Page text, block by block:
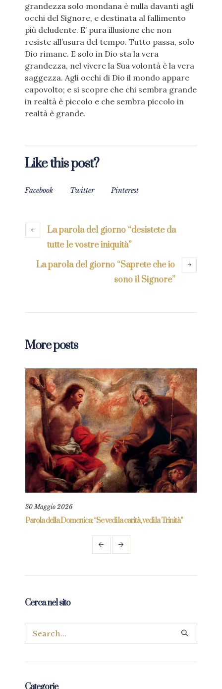
grandezza solo mondana è nulla davanti agli
occhi del Signore, e destinata al fallimento
più deludente. E’ pura illusione che non
resiste all’usura del tempo. Tutto passa, solo
Dio rimane. E solo in Dio sta la vera
grandezza, nel vivere la Sua volontà è la vera
saggezza. Agli occhi di Dio il mondo appare
capovolto; e si scopre che chi sembra grande
in realtà è piccolo e che sembra piccolo in
realtà è grande.
Like this post?
Facebook Twitter Pinterest
La parola del giorno “desistete da
tutte le vostre iniquità”
La parola del giorno “Saprete che io
sono il Signore”
More posts
30 Maggio 2026
Parola della Domenica: “Se vedi la carità, vedi la Trinità”
Cerca nel sito